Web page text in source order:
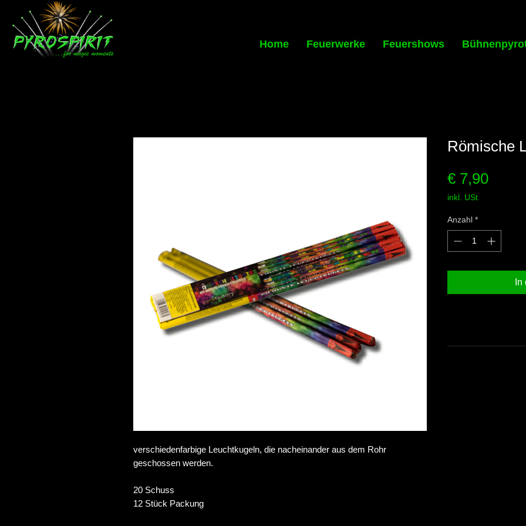
Home Feuerwerke Feuershows
verschiedenfarbige Leuchtkugeln, die nacheinander aus dem Rohr
geschossen werden.
20 Schuss
12 Stück Packung
Römische
€ 7,90Preis
inkl. USt
Anzahl *